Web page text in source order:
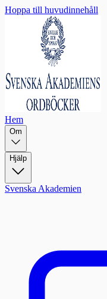
Hoppa till huvudinnehåll
Hem
Om
Hjälp
Svenska Akademien